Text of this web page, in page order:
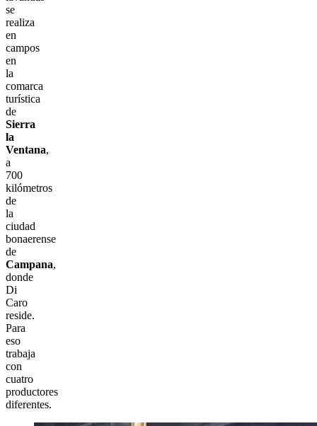
se
realiza
en
campos
en
la
comarca
turística
de
Sierra
la
Ventana,
a
700
kilómetros
de
la
ciudad
bonaerense
de
Campana,
donde
Di
Caro
reside.
Para
eso
trabaja
con
cuatro
productores
diferentes.